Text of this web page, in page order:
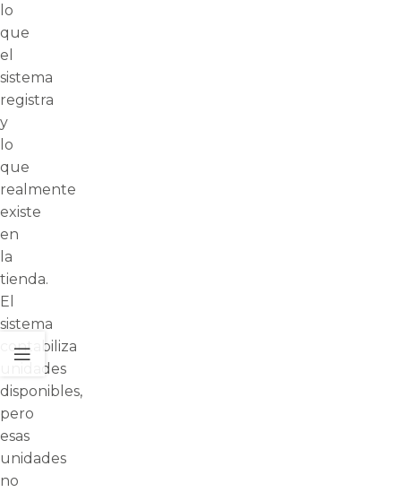
lo
que
el
sistema
registra
y
lo
que
realmente
existe
en
la
tienda.
El
sistema
contabiliza
unidades
disponibles,
pero
esas
unidades
no